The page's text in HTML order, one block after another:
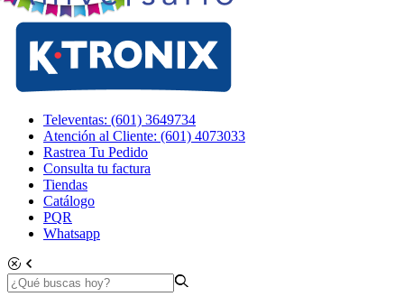
Televentas: (601) 3649734
Atención al Cliente: (601) 4073033
Rastrea Tu Pedido
Consulta tu factura
Tiendas
Catálogo
PQR
Whatsapp